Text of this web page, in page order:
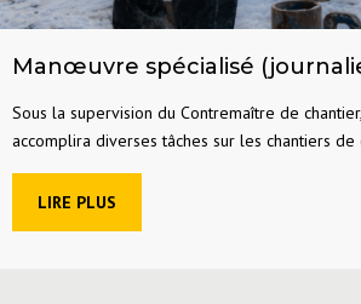
Manœuvre spécialisé
Sous la supervision du Contremaître de
accomplira diverses tâches sur les chantiers de
LIRE PLUS